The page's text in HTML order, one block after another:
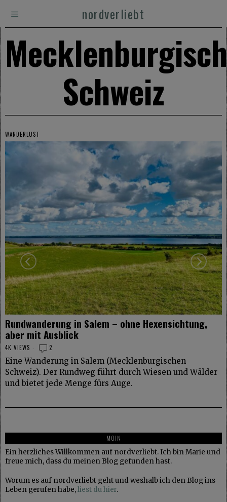
nordverliebt
Schweiz
WANDERLUST
Rundwanderung in Salem – ohne Hexensichtung,
aber mit Ausblick
4K VIEWS 2
Eine Wanderung in Salem (Mecklenburgischen
Schweiz). Der Rundweg führt durch Wiesen und Wälder
und bietet jede Menge fürs Auge.
MOIN
Ein herzliches Willkommen auf nordverliebt. Ich bin Marie und
freue mich, dass du meinen Blog gefunden hast.
Worum es auf nordverliebt geht und weshalb ich den Blog ins
Leben gerufen habe,liest du hier.